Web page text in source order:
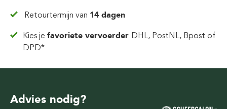
Retourtermijn van 14 dagen
Kies jefavoriete vervoerder DHL, PostNL, Bpost of
DPD*
Advies nodig?